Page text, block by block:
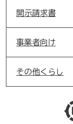
開示請求書
事業者向け
その他くらし